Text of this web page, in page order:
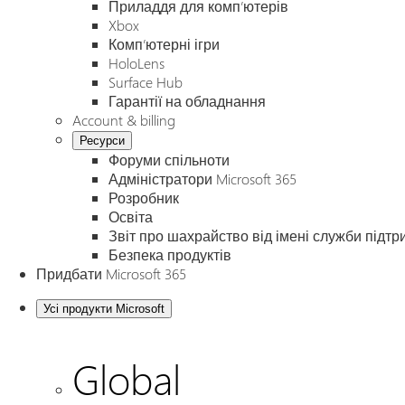
Приладдя для комп’ютерів
Xbox
Комп’ютерні ігри
HoloLens
Surface Hub
Гарантії на обладнання
Account & billing
Ресурси
Форуми спільноти
Адміністратори Microsoft 365
Розробник
Освіта
Звіт про шахрайство від імені служби
Безпека продуктів
Придбати Microsoft 365
Усі продукти Microsoft
Global